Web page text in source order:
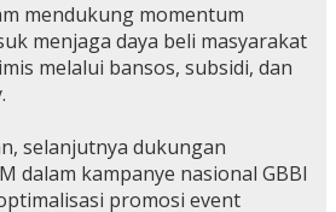
mendukung momentum
menjaga daya beli masyarakat
melalui bansos, subsidi, dan
selanjutnya dukungan
dalam kampanye nasional GBBI
promosi event